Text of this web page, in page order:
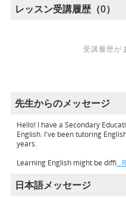
レッスン受講履歴（0）
受講履歴が
先生からのメッセージ
Hello! I have a Secondary
English. I've been tutoring
years.
Learning English might be diffi
日本語メッセージ